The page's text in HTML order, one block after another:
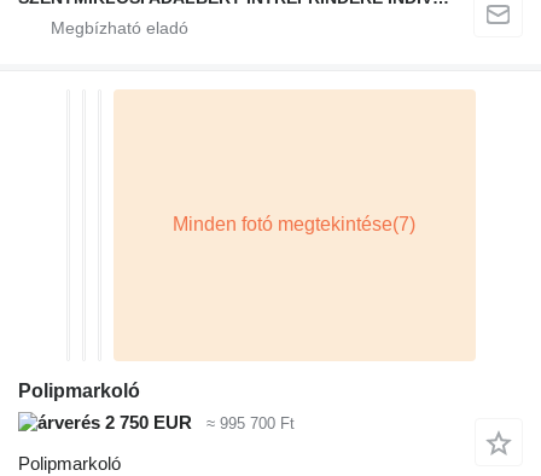
Polipmarkoló
2 750 EUR
≈ 995 700 Ft
Polipmarkoló